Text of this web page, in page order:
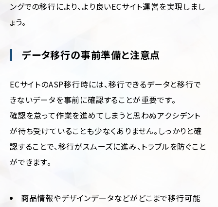
ングでの移行により、より良いECサイト運営を実現しまし
ょう。
データ移行の事前準備と注意点
ECサイトのASP移行時には、移行できるデータと移行で
きないデータを事前に確認することが重要です。
確認を怠って作業を進めてしまうと思わぬアクシデント
が待ち受けていることも少なくありません。しっかりと確
認することで、移行がスムーズに進み、トラブルを防ぐこと
ができます。
商品情報やデザインデータなどがどこまで移行可能